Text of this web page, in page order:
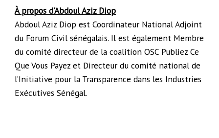
À propos d'Abdoul Aziz Diop
Abdoul Aziz Diop est Coordinateur National Adjoint
du Forum Civil sénégalais. Il est également Membre
du comité directeur de la coalition OSC Publiez Ce
Que Vous Payez et Directeur du comité national de
l’Initiative pour la Transparence dans les Industries
Exécutives Sénégal.